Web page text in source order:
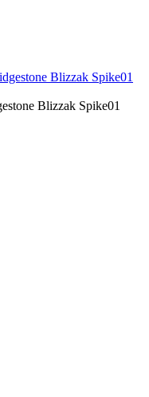
Blizzak Spike01